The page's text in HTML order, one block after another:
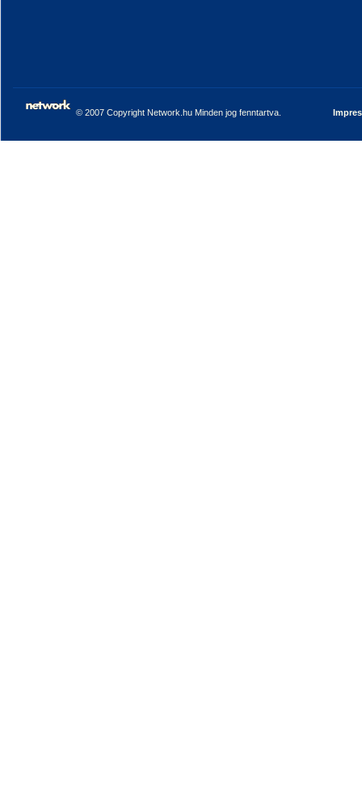
© 2007 Copyright Network.hu Minden jog fenntartva.